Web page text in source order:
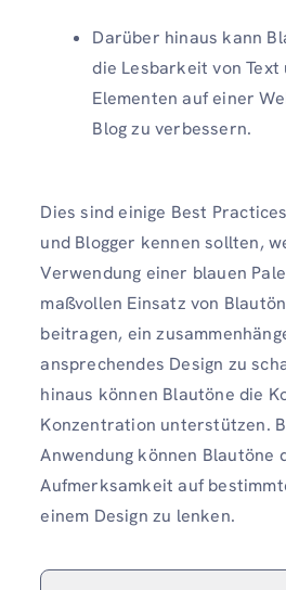
Darüber hinaus kann
die Lesbarkeit von Text
Elementen auf einer
Blog zu verbessern.
Dies sind einige Best
und Blogger kennen sollten,
Verwendung einer blauen
maßvollen Einsatz von
beitragen, ein
ansprechendes Design zu
hinaus können Blautöne die
Konzentration unterstützen.
Anwendung können Blautöne
Aufmerksamkeit auf
einem Design zu lenken.